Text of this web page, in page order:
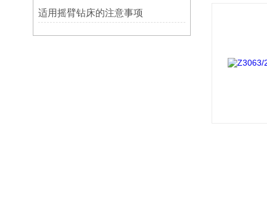
适用摇臂钻床的注意事项